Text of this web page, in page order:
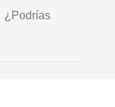
¿Podrías